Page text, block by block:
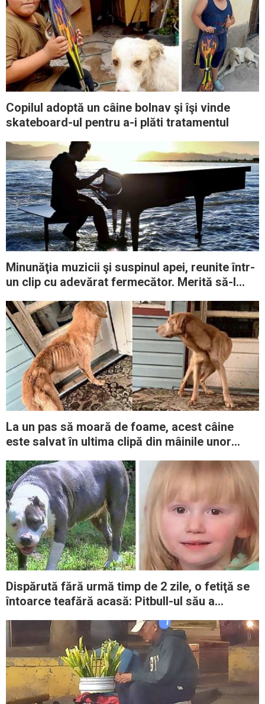
Copilul adoptă un câine bolnav şi îşi vinde
skateboard-ul pentru a-i plăti tratamentul
Minunăţia muzicii şi suspinul apei, reunite într-
un clip cu adevărat fermecător. Merită să-l
La un pas să moară de foame, acest câine
este salvat în ultima clipă din mâinile unor
Dispărută fără urmă timp de 2 zile, o fetiţă se
întoarce teafără acasă: Pitbull-ul său a